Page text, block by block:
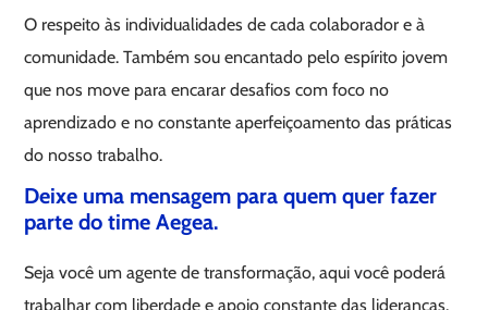
O respeito às individualidades de cada colaborador e à
comunidade. Também sou encantado pelo espírito jovem
que nos move para encarar desafios com foco no
aprendizado e no constante aperfeiçoamento das práticas
do nosso trabalho.
Deixe uma mensagem para quem quer fazer
parte do time Aegea.
Seja você um agente de transformação, aqui você poderá
trabalhar com liberdade e apoio constante das lideranças.